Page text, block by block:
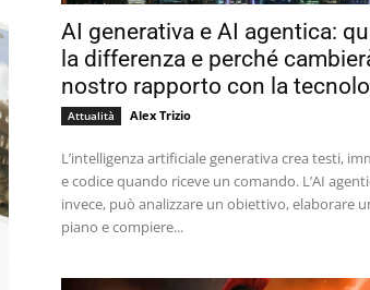
AI generativa e AI agentica:
la differenza e perché
nostro rapporto con la
Attualità Alex Trizio
L’intelligenza artificiale generativa crea testi,
e codice quando riceve un comando. L’AI
invece, può analizzare un obiettivo, elaborare
piano e compiere...